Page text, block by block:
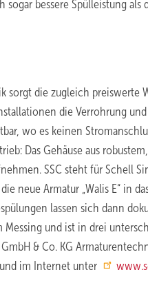
bessere Spülleistung
die zugleich preiswerte
die Verrohrung
wo es keinen
Das Gehäuse aus
SSC steht für Schell
neue Armatur „Walis E“ in
lassen sich dann
Messing und ist in drei
& Co. KG
und im Internet unter